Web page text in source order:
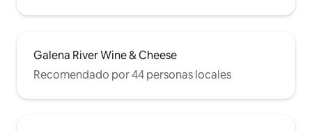
Galena River Wine & Cheese
Recomendado por 44 personas locales